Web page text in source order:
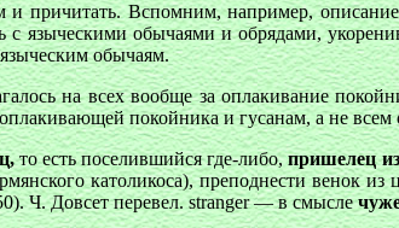
причитать. Вспомним, например,
с языческими обычаями и обрядами,
обычаям.
на всех вообще за оплакивание
оплакивающей покойника и гусанам, а не
то есть поселившийся где-либо,пришелец
католикоса), преподнести венок
Ч. Довсет перевел. stranger — в смысле